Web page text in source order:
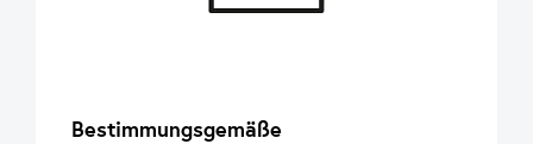
Bestimmungsgemäße